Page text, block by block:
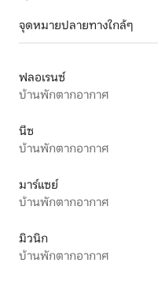
จุดหมายปลายทางใกล้ๆ
ฟลอเรนซ์
บ้านพักตากอากาศ
นีซ
บ้านพักตากอากาศ
มาร์แซย์
บ้านพักตากอากาศ
มิวนิก
บ้านพักตากอากาศ